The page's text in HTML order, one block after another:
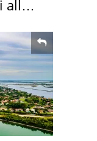
alla